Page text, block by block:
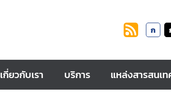
ก
เกี่ยวกับเรา บริการ แหล่งสารสนเ